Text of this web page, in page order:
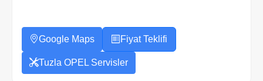
Google Maps Fiyat Teklifi
Tuzla OPEL Servisler